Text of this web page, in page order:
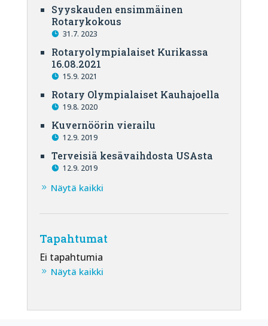
Syyskauden ensimmäinen
Rotarykokous
31.7. 2023
Rotaryolympialaiset Kurikassa
16.08.2021
15.9. 2021
Rotary Olympialaiset Kauhajoella
19.8. 2020
Kuvernöörin vierailu
12.9. 2019
Terveisiä kesävaihdosta USAsta
12.9. 2019
Näytä kaikki
Tapahtumat
Ei tapahtumia
Näytä kaikki